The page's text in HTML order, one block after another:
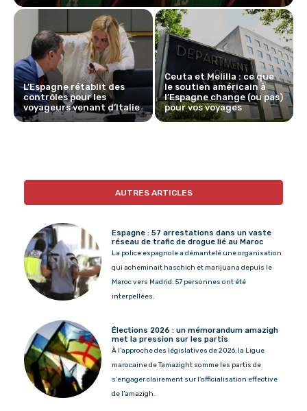
L’Espagne rétablit des
contrôles pour les
voyageurs venant d’Italie
Ceuta et Melilla : ce que
le soutien américain à
l’Espagne change (ou pas)
pour vos voyages
AUTRES ARTICLES
Espagne : 57 arrestations dans un vaste
réseau de trafic de drogue lié au Maroc
La police espagnole a démantelé une organisation
qui acheminait haschich et marijuana depuis le
Maroc vers Madrid. 57 personnes ont été
interpellées.
Élections 2026 : un mémorandum amazigh
met la pression sur les partis
À l’approche des législatives de 2026, la Ligue
marocaine de Tamazight somme les partis de
s’engager clairement sur l’officialisation effective
de l’amazigh.